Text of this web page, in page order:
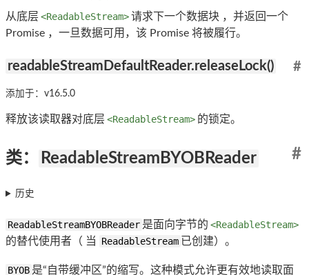
从底层 <ReadableStream>请求下一个数据块 ，并返回一个
Promise ，一旦数据可用，该 Promise 将被履行。
readableStreamDefaultReader.releaseLock() #
添加于：v16.5.0
释放该读取器对底层 <ReadableStream> 的锁定。
类： ReadableStreamBYOBReader #
历史
ReadableStreamBYOBReader 是面向字节的 <ReadableStream>
的替代使用者（ 当
ReadableStream 已创建）。
BYOB 是“自带缓冲区”的缩写。这种模式允许更有效地读取面